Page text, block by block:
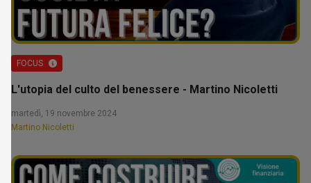
FOCUS
L'utopia del culto del benessere - Martino Nicoletti
martedì, 19 novembre 2024
Martino Nicoletti